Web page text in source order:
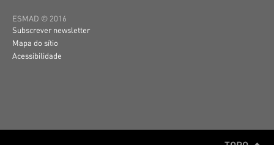
ESMAD © 2016
Subscrever newsletter
Mapa do sítio
Acessibilidade